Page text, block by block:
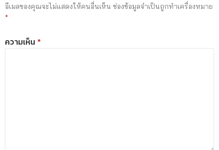
อีเมลของคุณจะไม่แสดงให้คนอื่นเห็น ช่องข้อมูลจำเป็นถูกทำเครื่องหมาย
*
ความเห็น *